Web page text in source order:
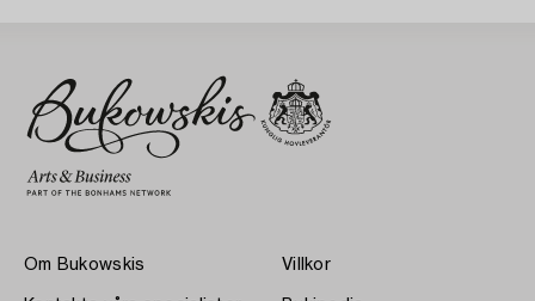
Om Bukowskis Villkor